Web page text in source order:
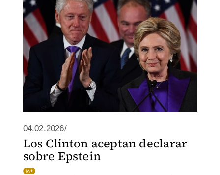
04.02.2026/
Los Clinton aceptan declarar
sobre Epstein